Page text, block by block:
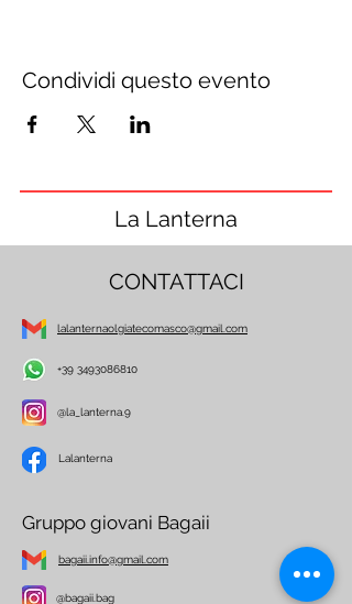
Condividi questo evento
La Lanterna
CONTATTACI
lalanternaolgiatecomasco@gmail.com
+39 3493086810
@la_lanterna.9
Lalanterna
Gruppo giovani Bagaii
bagaii.info@gmail.com
@bagaii.bag